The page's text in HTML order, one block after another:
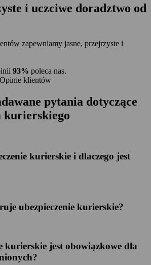
i uczciwe doradztwo od
zapewniamy jasne, przejrzyste i
93% poleca nas.
Opinie klientów
pytania dotyczące
kurierskiego
kurierskie i dlaczego jest
ubezpieczenie kurierskie?
kurierskie jest obowiązkowe dla